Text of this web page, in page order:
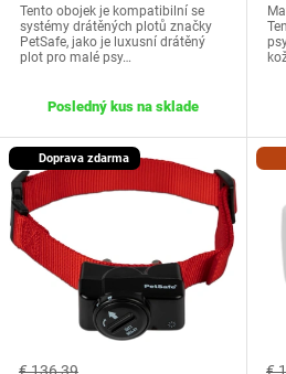
Tento obojek je kompatibilní se
systémy drátěných plotů značky
PetSafe, jako je luxusní drátěný
plot pro malé psy…
Posledný kus na sklade
Doprava zdarma